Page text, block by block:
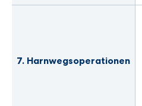
7. Harnwegsoperationen